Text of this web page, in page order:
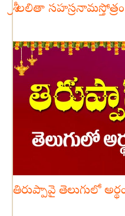
శ్రీ లలితా
తిరుప్పావై తెలుగులో